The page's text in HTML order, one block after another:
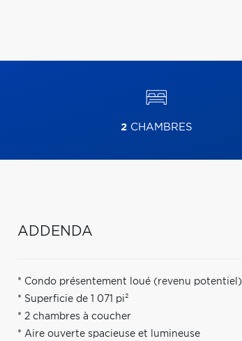
2CHAMBRES
ADDENDA
* Condo présentement loué (revenu potentiel)
* Superficie de 1 071 pi²
* 2 chambres à coucher
* Aire ouverte spacieuse et lumineuse